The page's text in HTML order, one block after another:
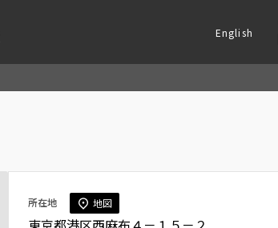
English
所在地 地図